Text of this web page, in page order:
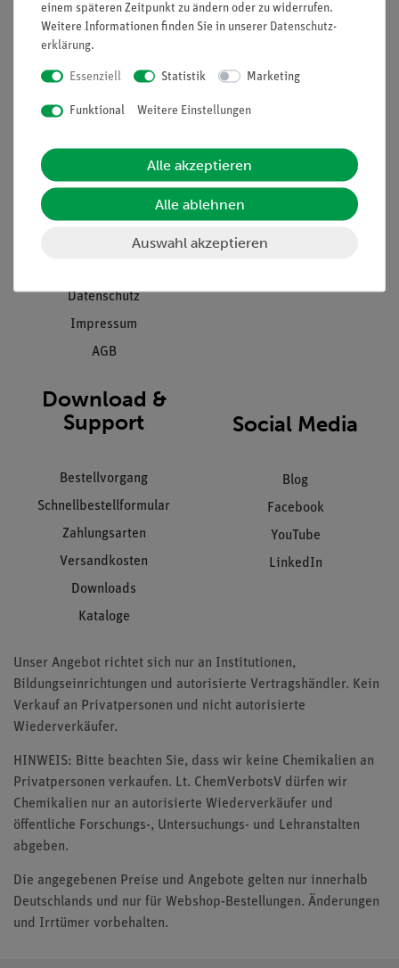
Informationen
Projekte und Lösungen
Presse
Datenschutz
Impressum
AGB
Service
Beratung & Showroom
Inventarisierungs- &
Inbetriebnahme & Schulungen
Download &
Support
Bestellvorgang
Schnellbestellformular
Zahlungsarten
Versandkosten
Downloads
Kataloge
Social Media
Blog
Facebook
YouTube
LinkedIn
Unser Angebot richtet sich nur an Institutionen,
Bildungseinrichtungen und autorisierte Vertragshändler. Kein
Verkauf an Privatpersonen und nicht autorisierte
Wiederverkäufer.
HINWEIS: Bitte beachten Sie, dass wir keine Chemikalien an
Privatpersonen verkaufen. Lt. ChemVerbotsV dürfen wir
Chemikalien nur an autorisierte Wiederverkäufer und
öffentliche Forschungs-, Untersuchungs- und Lehranstalten
abgeben.
Die angegebenen Preise und Angebote gelten nur innerhalb
Deutschlands und nur für Webshop-Bestellungen. Änderungen
und Irrtümer vorbehalten.
einem späteren Zeitpunkt zu ändern oder zu widerrufen.
Weitere Informationen finden Sie in unserer Daten­schutz­
erklärung.
Essenziell Statistik Marketing
Funktional Weitere Einstellungen
Alle akzeptieren
Alle ablehnen
Auswahl akzeptieren